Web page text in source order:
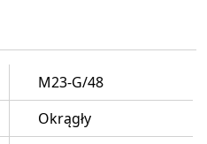
M23-G/48
Okrągły